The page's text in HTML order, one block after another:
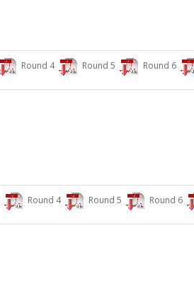
Round 4 Round 5 Round 6
Round 4 Round 5 Round 6